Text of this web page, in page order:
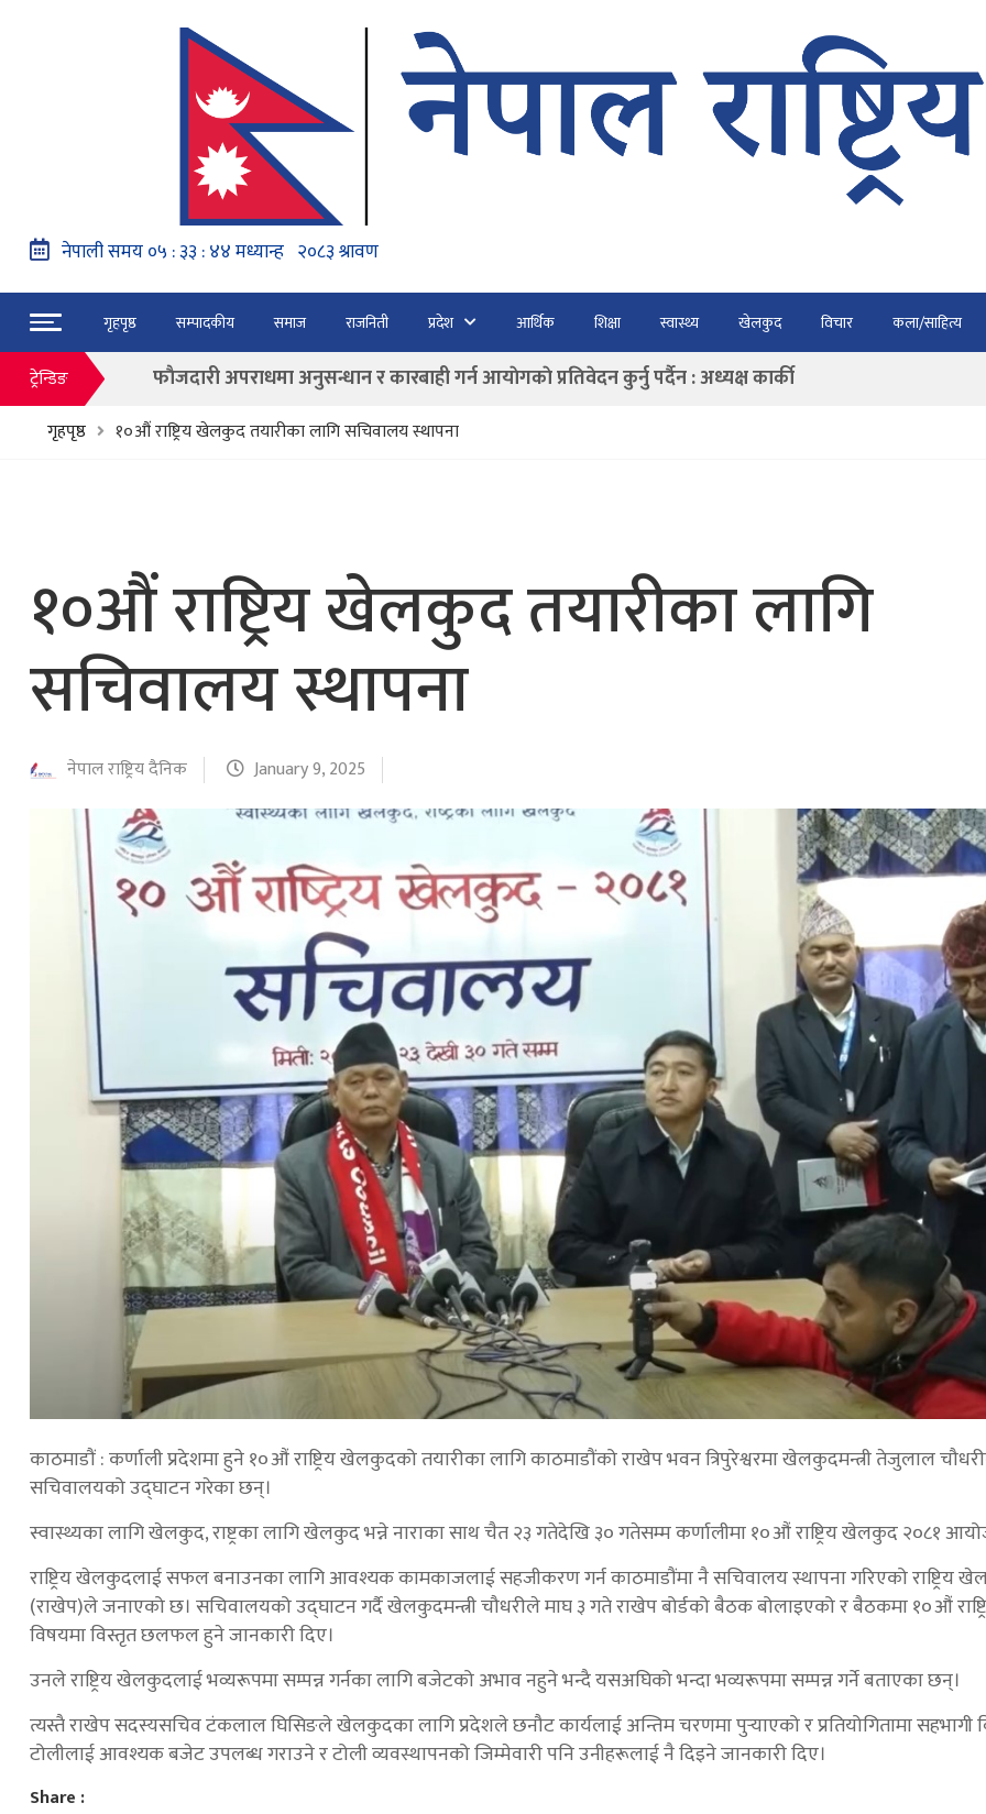
गृहपृष्ठ सम्पादकीय समाज राजनिती प्रदेश आर्थिक शिक्षा स्वास्थ्य खेलकुद विचार कला/साहित्य
ट्रेन्डिङ
नेपाल वायुसेवाको राहत उडानमार्फत १५७ यात्रु भैरहवाबाट काठमाडौं ल्याइए
हङ्गेरी सरकारले एकल मुद्राको रुपमा ‘युरो’ लागु नगर्ने
फाैजदारी अपराधमा अनुसन्धान र कारबाही गर्न आयाेगकाे प्रतिवेदन कुर्नु पर्दैन : अध्यक्ष कार्की
बाढी पहिरोका कारण मृत्यु हुनेको संख्या ६० पुग्यो
गृहपृष्ठ १०औं राष्ट्रिय खेलकुद तयारीका लागि सचिवालय स्थापना
१०औं राष्ट्रिय खेलकुद तयारीका लागि
सचिवालय स्थापना
नेपाल राष्ट्रिय दैनिक January 9, 2025
काठमाडौं : कर्णाली प्रदेशमा हुने १०औं राष्ट्रिय खेलकुदको तयारीका लागि काठमाडौंको राखेप भवन त्रिपुरेश्वरमा खेलकुदमन्त्री तेजुलाल
सचिवालयको उद्घाटन गरेका छन्।
स्वास्थ्यका लागि खेलकुद, राष्ट्रका लागि खेलकुद भन्ने नाराका साथ चैत २३ गतेदेखि ३० गतेसम्म कर्णालीमा १०औं राष्ट्रिय खेलकुद २०८१
राष्ट्रिय खेलकुदलाई सफल बनाउनका लागि आवश्यक कामकाजलाई सहजीकरण गर्न काठमाडौंमा नै सचिवालय स्थापना गरिएको राष्ट्रिय
(राखेप)ले जनाएको छ। सचिवालयको उद्‍घाटन गर्दै खेलकुदमन्त्री चौधरीले माघ ३ गते राखेप बोर्डको बैठक बोलाइएको र बैठकमा १०औं
विषयमा विस्तृत छलफल हुने जानकारी दिए।
उनले राष्ट्रिय खेलकुदलाई भव्यरूपमा सम्पन्न गर्नका लागि बजेटको अभाव नहुने भन्दै यसअघिको भन्दा भव्यरूपमा सम्पन्न गर्ने बताएका छन्।
त्यस्तै राखेप सदस्यसचिव टंकलाल घिसिङले खेलकुदका लागि प्रदेशले छनौट कार्यलाई अन्तिम चरणमा पुर्‍याएको र प्रतियोगितामा सहभागी
टोलीलाई आवश्यक बजेट उपलब्ध गराउने र टोली व्यवस्थापनको जिम्मेवारी पनि उनीहरूलाई नै दिइने जानकारी दिए।
Share :